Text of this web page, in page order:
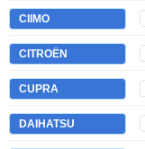
CIIMO
CITROËN
CUPRA
DAIHATSU